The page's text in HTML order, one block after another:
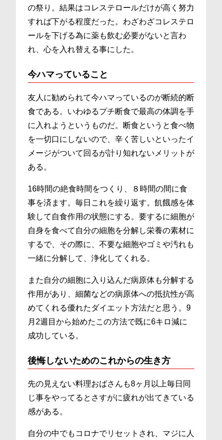
の祭り。結果はコレステロールだけが高く努力
すれば下がる程度だった。わざわざコレステロ
ールを下げる為に薬も飲む必要がないと言わ
れ、心を入れ替える事にした。
今ハマっていること
友人に勧められて今ハマっているのが断続的断
食である。いわゆるプチ断食で最高の体調を手
に入れようというものだ。断食というと食べ物
を一切口にしないので、辛く苦しいといったイ
メージがついて回るが計り知れないメリットが
ある。
16時間の絶食時間をつくり、８時間の間に食
事を済ます。毎日これを繰り返す。飢餓感を体
験して自食作用の状態にする。要するに細胞が
自身を食べて自分の細胞を分解し栄養の素材に
するで、その際に、不要な細胞やゴミや汚れも
一緒に分解して、浄化してくれる。
また自分の細胞に入り込んだ病原体も分解する
作用があり、細菌などの病原体への抵抗性が高
めてくれる優れたダイエット方法だと思う。9
月2週目から始めたこの方法で既に6キロ減に
成功している。
後悔しないためのこれからの生き方
先の見えない料理おばさんも8ヶ月以上毎日同
じ事をやってるとさすがに疲れが出てきている
感がある。
自分の中でもコロナでリセットされ、マジに人